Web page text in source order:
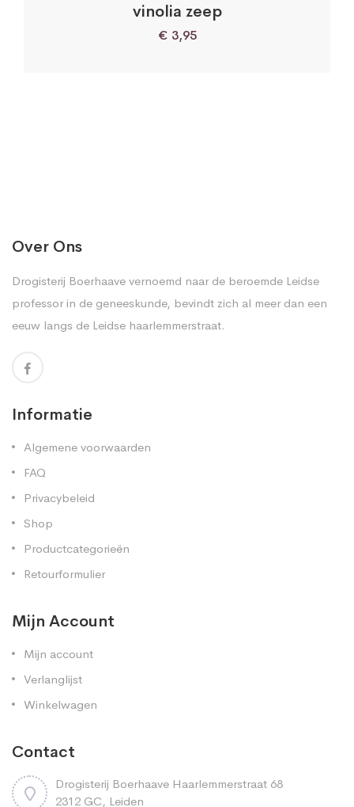
vinolia zeep
€ 3,95
Over Ons
Drogisterij Boerhaave vernoemd naar de beroemde Leidse
professor in de geneeskunde, bevindt zich al meer dan een
eeuw langs de Leidse haarlemmerstraat.
Informatie
Algemene voorwaarden
FAQ
Privacybeleid
Shop
Productcategorieën
Retourformulier
Mijn Account
Mijn account
Verlanglijst
Winkelwagen
Contact
Drogisterij Boerhaave Haarlemmerstraat 68
2312 GC, Leiden